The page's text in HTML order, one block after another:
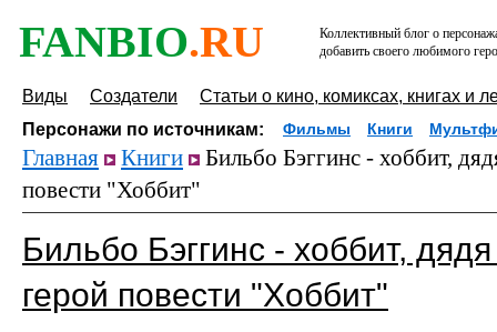
FANBIO.RU
Коллективный блог о
добавить своего любимого
Виды Создатели
Статьи о кино, комиксах, книгах и
Персонажи по источникам:
Фильмы Книги
Главная Книги
Бильбо Бэггинс - хоббит,
повести "Хоббит"
Бильбо Бэггинс - хоббит,
герой повести "Хоббит"